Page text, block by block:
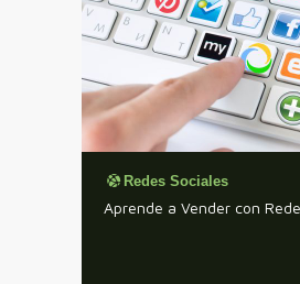
Redes Sociales
Aprende a Vender con